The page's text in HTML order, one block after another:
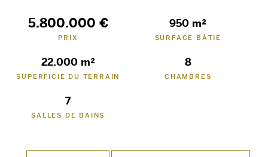
5.800.000 €
PRIX
950 m²
SURFACE BÂTIE
22.000 m²
SUPERFICIE DU TERRAIN
8
CHAMBRES
7
SALLES DE BAINS